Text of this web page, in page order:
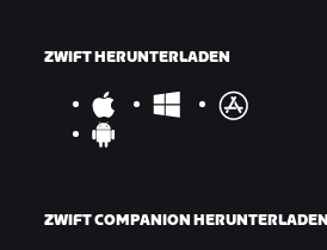
ZWIFT HERUNTERLADEN
ZWIFT COMPANION HERUNTERLADEN